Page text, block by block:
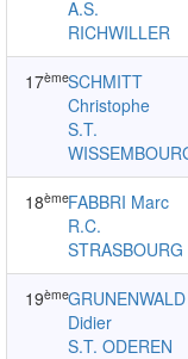
A.S.
RICHWILLER
17èmeSCHMITT
Christophe
S.T.
18èmeFABBRI Marc
R.C.
STRASBOURG
19èmeGRUNENWALD
Didier
S.T. ODEREN